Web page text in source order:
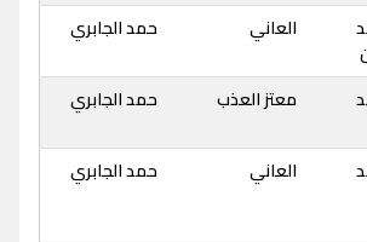
العاني حمد الجابري
معتز العذب حمد الجابري
العاني حمد الجابري